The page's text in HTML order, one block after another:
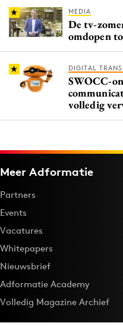
MEDIA
De tv-
omdopen
DIGITAL
SWOCC-
volledig
Meer Adformatie
Partners
Events
Vacatures
Whitepapers
Nieuwsbrief
Adformatie Academy
Volledig Magazine Archief